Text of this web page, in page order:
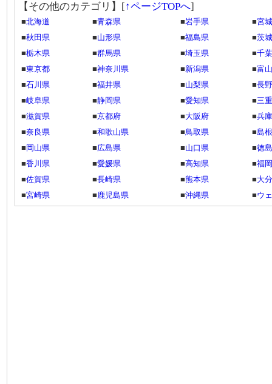
【その他のカテゴリ】 [↑ページTOPへ]
■北海道 ■青森県 ■岩手県 ■宮
■秋田県 ■山形県 ■福島県 ■茨
■栃木県 ■群馬県 ■埼玉県 ■千
■東京都 ■神奈川県 ■新潟県 ■富
■石川県 ■福井県 ■山梨県 ■長
■岐阜県 ■静岡県 ■愛知県 ■三
■滋賀県 ■京都府 ■大阪府 ■兵
■奈良県 ■和歌山県 ■鳥取県 ■島
■ 岡山県 ■広島県 ■山口県 ■徳
■香川県 ■愛媛県 ■高知県 ■福
■佐賀県 ■長崎県 ■熊本県 ■大
■宮崎県 ■鹿児島県 ■沖縄県 ■ウ